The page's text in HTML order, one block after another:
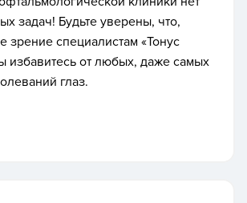
задач! Будьте уверены, что,
зрение специалистам «Тонус
от любых, даже самых
глаз.